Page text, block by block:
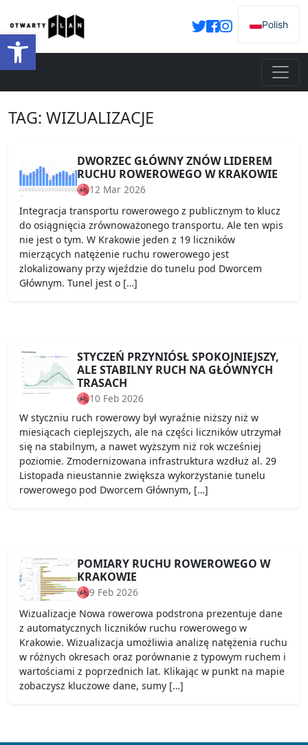
Open toolbar
Polish
TAG: WIZUALIZACJE
DWORZEC GŁÓWNY ZNÓW LIDEREM
RUCHU ROWEROWEGO W KRAKOWIE
12 Mar 2026
Integracja transportu rowerowego z publicznym to klucz
do osiągnięcia zrównoważonego transportu. Ale ten wpis
nie jest o tym. W Krakowie jeden z 19 liczników
mierzących natężenie ruchu rowerowego jest
zlokalizowany przy wjeździe do tunelu pod Dworcem
Głównym. Tunel jest o […]
STYCZEŃ PRZYNIÓSŁ SPOKOJNIEJSZY,
ALE STABILNY RUCH NA GŁÓWNYCH
TRASACH
10 Feb 2026
W styczniu ruch rowerowy był wyraźnie niższy niż w
miesiącach cieplejszych, ale na części liczników utrzymał
się na stabilnym, a nawet wyższym niż rok wcześniej
poziomie. Zmodernizowana infrastruktura wzdłuż al. 29
Listopada nieustannie zwiększa wykorzystanie tunelu
rowerowego pod Dworcem Głównym, […]
POMIARY RUCHU ROWEROWEGO W
KRAKOWIE
9 Feb 2026
Wizualizacje Nowa rowerowa podstrona prezentuje dane
z automatycznych liczników ruchu rowerowego w
Krakowie. Wizualizacja umożliwia analizę natężenia ruchu
w różnych okresach oraz porównanie z typowym ruchem i
wartościami z poprzednich lat. Klikając w punkt na mapie
zobaczysz kluczowe dane, sumy […]